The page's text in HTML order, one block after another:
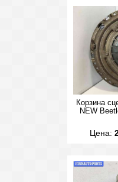
Корзина
NEW
Цена: